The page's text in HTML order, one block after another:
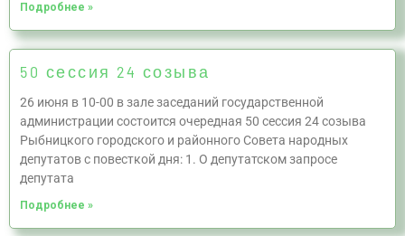
Подробнее »
50 сессия 24 созыва
26 июня в 10-00 в зале заседаний государственной
администрации состоится очередная 50 сессия 24 созыва
Рыбницкого городского и районного Совета народных
депутатов с повесткой дня: 1. О депутатском запросе
депутата
Подробнее »